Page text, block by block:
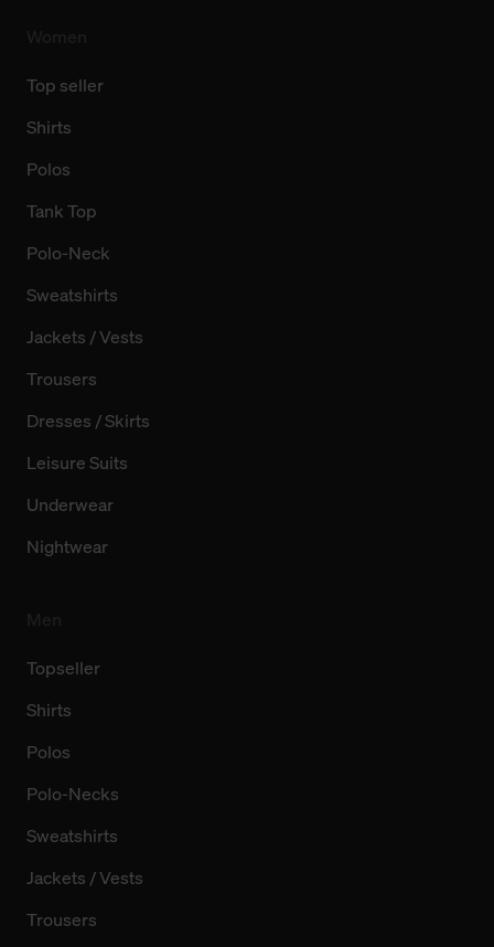
Top seller
Shirts
Polos
Tank Top
Polo-Neck
Sweatshirts
Jackets / Vests
Trousers
Dresses / Skirts
Leisure Suits
Underwear
Nightwear
Topseller
Shirts
Polos
Polo-Necks
Sweatshirts
Jackets / Vests
Trousers